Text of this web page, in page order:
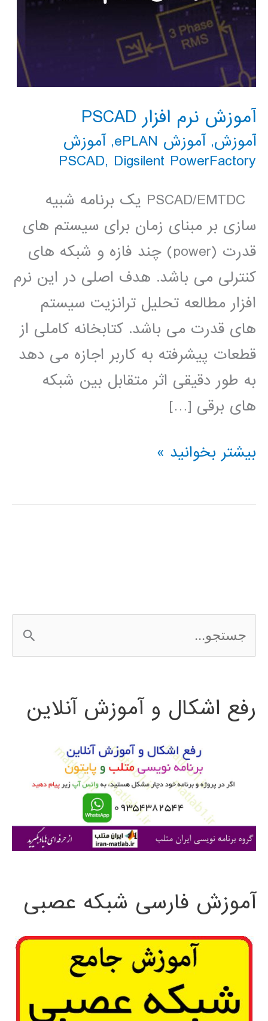
آموزش نرم افزار PSCAD
آموزش,آموزش ePLAN ,آموزش
PSCAD, Digsilent PowerFactory
PSCAD/EMTDC یک برنامه شبیه
سازی بر مبنای زمان برای سیستم های
قدرت (power) چند فازه و شبکه های
کنترلی می باشد. هدف اصلی در این نرم
افزار مطالعه تحلیل ترانزیت سیستم
های قدرت می باشد. کتابخانه کاملی از
قطعات پیشرفته به کاربر اجازه می دهد
به طور دقیقی اثر متقابل بین شبکه
های برقی […]
آموزش
افزار
بیشتر بخوانید »
س
ج
ی
رفع اشکال و آموزش آنلاین
آموزش فارسی شبکه عصبی